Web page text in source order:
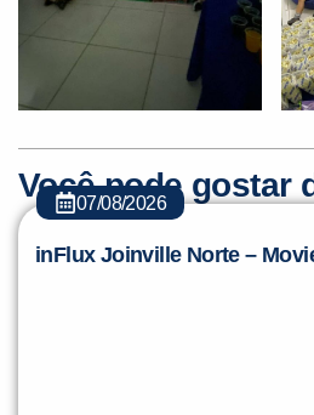
Você pode gostar
07/08/2026
inFlux Joinville Norte –